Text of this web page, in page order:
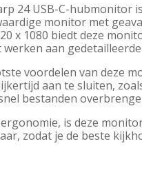
24 USB-C-hubmonitor
monitor met
x 1080 biedt deze
aan
voordelen van deze
aan te sluiten,
bestanden
is deze
zodat je de beste